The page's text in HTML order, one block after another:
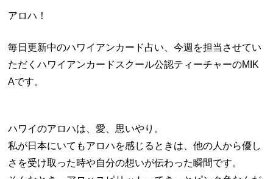
アロハ！
毎日更新中のハワイアンカード占い、今週を担当させてい
ただくハワイアンカードスクール公認ティーチャーのMIK
Aです。
ハワイのアロハは、愛、思いやり。
私が日本にいてもアロハを感じるときは、他の人から優し
さを受け取った時や自分の想いが伝わった瞬間です。